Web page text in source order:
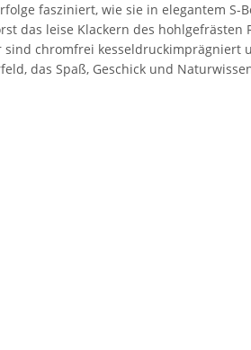
fasziniert, wie sie in elegantem
das leise Klackern des
chromfrei
das Spaß, Geschick und